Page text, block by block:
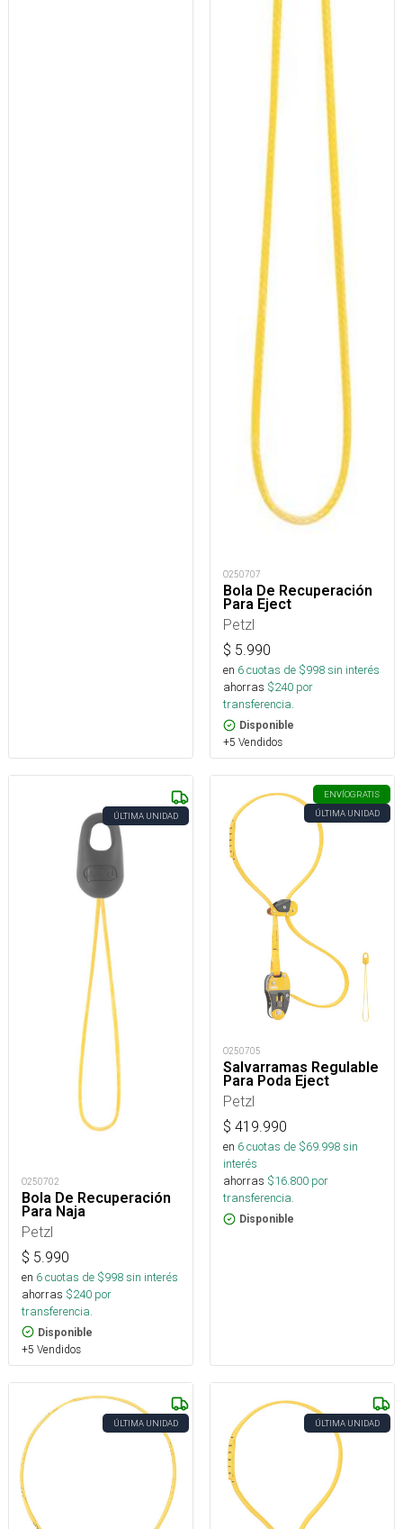
O250707
Bola De Recuperación
Para Eject
Petzl
$ 5.990
en 6cuotas de $998sin interés
ahorras $240 por
transferencia.
Disponible
+5 Vendidos
ÚLTIMA UNIDAD
O250702
Bola De Recuperación
Para Naja
Petzl
$ 5.990
en 6cuotas de $998sin interés
ahorras $240 por
transferencia.
Disponible
+5 Vendidos
ENVÍOGRATIS
ÚLTIMA UNIDAD
O250705
Salvarramas Regulable
Para Poda Eject
Petzl
$ 419.990
en 6cuotas de $69.998sin
interés
ahorras $16.800 por
transferencia.
Disponible
ÚLTIMA UNIDAD ÚLTIMA UNIDAD